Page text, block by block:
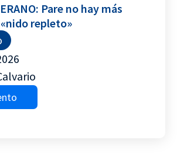
Pare no hay más
repleto»